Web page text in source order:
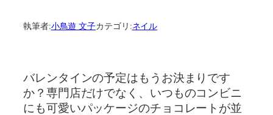
執筆者:小鳥遊 文子カテゴリ:ネイル
バレンタインの予定はもうお決まりです
か？専門店だけでなく、いつものコンビニ
にも可愛いパッケージのチョコレートが並